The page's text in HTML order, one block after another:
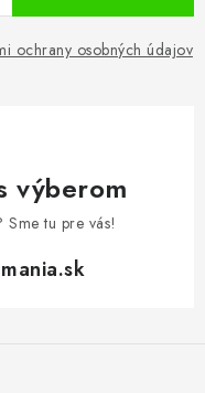
ochrany osobných údajov
výberom
tu pre vás!